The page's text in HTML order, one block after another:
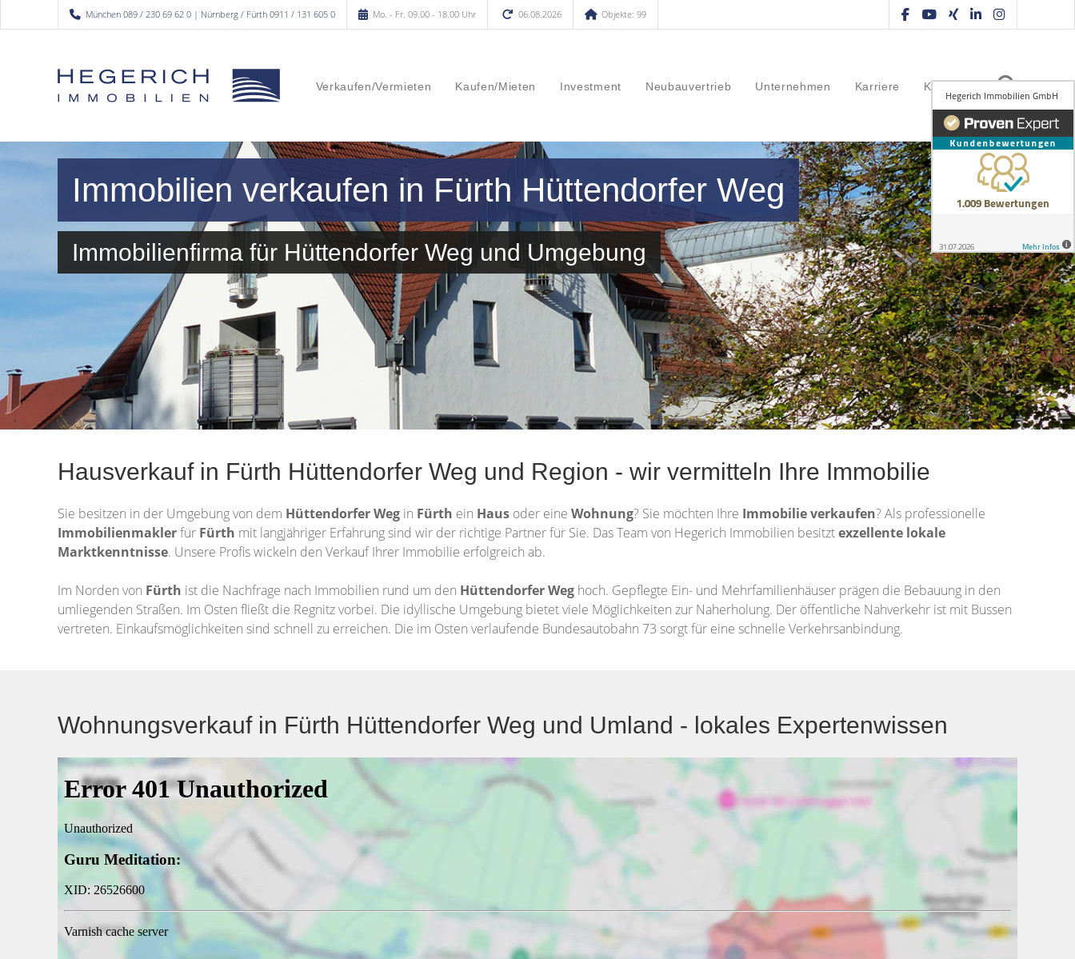
München 089 / 230 69 62 0 | Nürnberg / Fürth 0911 / 131 605 0 Mo. - Fr. 09.00 - 18.00 Uhr 06.08.2026 Objekte: 99
Verkaufen/Vermieten Kaufen/Mieten Investment Neubauvertrieb Unternehmen Karriere Kontakt
Immobilien verkaufen in Fürth Hüttendorfer Weg
Immobilienfirma für Hüttendorfer Weg und Umgebung
Hausverkauf in Fürth Hüttendorfer Weg und Region - wir vermitteln Ihre Immobilie
Sie besitzen in der Umgebung von dem Hüttendorfer Weg in Fürth ein Haus oder eine Wohnung? Sie möchten Ihre Immobilieverkaufen? Als professionelle
Immobilienmaklerfür Fürth mit langjähriger Erfahrung sind wir der richtige Partner für Sie. Das Team von Hegerich Immobilien besitztexzellente lokale
Marktkenntnisse. Unsere Profis wickeln den Verkauf Ihrer Immobilie erfolgreich ab.
Im Norden von Fürth ist die Nachfrage nach Immobilien rund um den Hüttendorfer Weg hoch. Gepflegte Ein- und Mehrfamilienhäuser prägen die Bebauung in den
umliegenden Straßen. Im Osten fließt die Regnitz vorbei. Die idyllische Umgebung bietet viele Möglichkeiten zur Naherholung. Der öffentliche Nahverkehr ist mit Bussen
vertreten. Einkaufsmöglichkeiten sind schnell zu erreichen. Die im Osten verlaufende Bundesautobahn 73 sorgt für eine schnelle Verkehrsanbindung.
Wohnungsverkauf in Fürth Hüttendorfer Weg und Umland - lokales Expertenwissen